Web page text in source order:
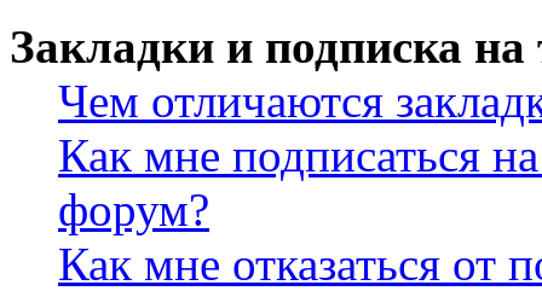
Закладки и подписка
Чем отличаются
Как мне подписаться
форум?
Как мне отказаться от